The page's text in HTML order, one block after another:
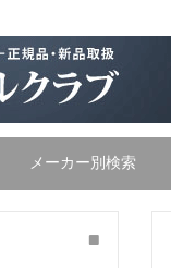
メーカー別検索